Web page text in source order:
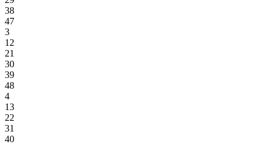
38
47
3
12
21
30
39
48
4
13
22
31
40